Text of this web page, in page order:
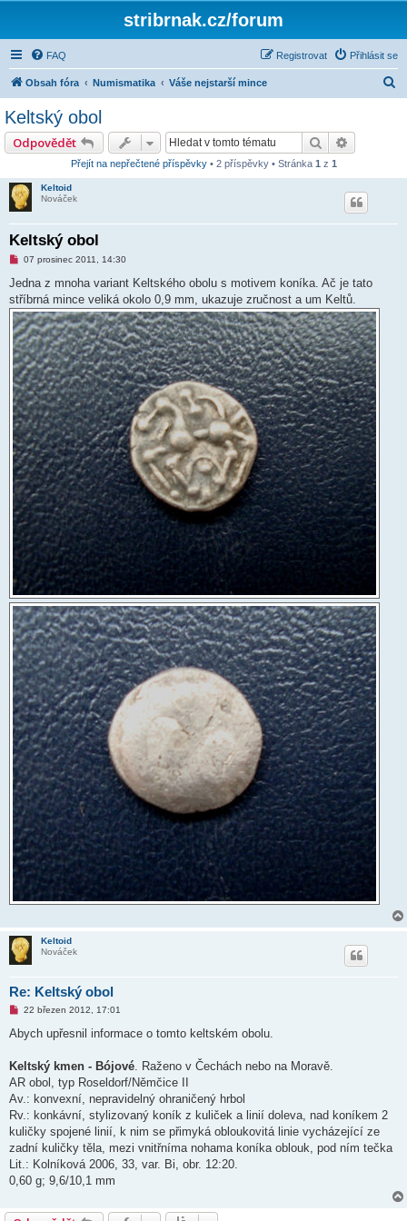
stribrnak.cz/forum
FAQ Přihlásit se
Registrovat
Obsah fóra Numismatika Váše nejstarší mince
Keltský obol
Odpovědět Hledat
Přejít na nepřečtené příspěvky• 2 příspěvky • Stránka 1 z 1
Keltoid
Nováček
Keltský obol
N
v
p
ř
í
s
p
ě
v
e
k
07 prosinec 2011, 14:30
Jedna z mnoha variant Keltského obolu s motivem koníka. Ač je tato
stříbrná mince veliká okolo 0,9 mm, ukazuje zručnost a um Keltů.
Keltoid
Nováček
Re: Keltský obol
N
v
ý
ř
s
p
v
e
22 březen 2012, 17:01
Abych upřesnil informace o tomto keltském obolu.
Keltský kmen - Bójové . Raženo v Čechách nebo na Moravě.
AR obol, typ Roseldorf/Němčice II
Av.: konvexní, nepravidelný ohraničený hrbol
Rv.: konkávní, stylizovaný koník z kuliček a linií doleva, nad koníkem 2
kuličky spojené linií, k nim se přimyká obloukovitá linie vycházející ze
zadní kuličky těla, mezi vnitřníma nohama koníka oblouk, pod ním tečka
Lit.: Kolníková 2006, 33, var. Bi, obr. 12:20.
0,60 g; 9,6/10,1 mm